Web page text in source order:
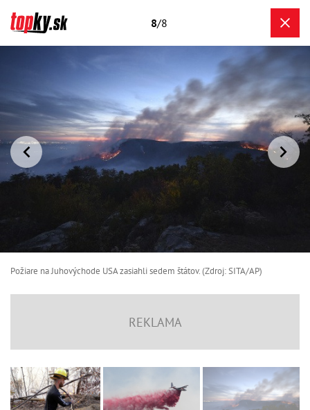
8/8
Požiare na Juhovýchode USA zasiahli sedem štátov. (Zdroj: SITA/AP)